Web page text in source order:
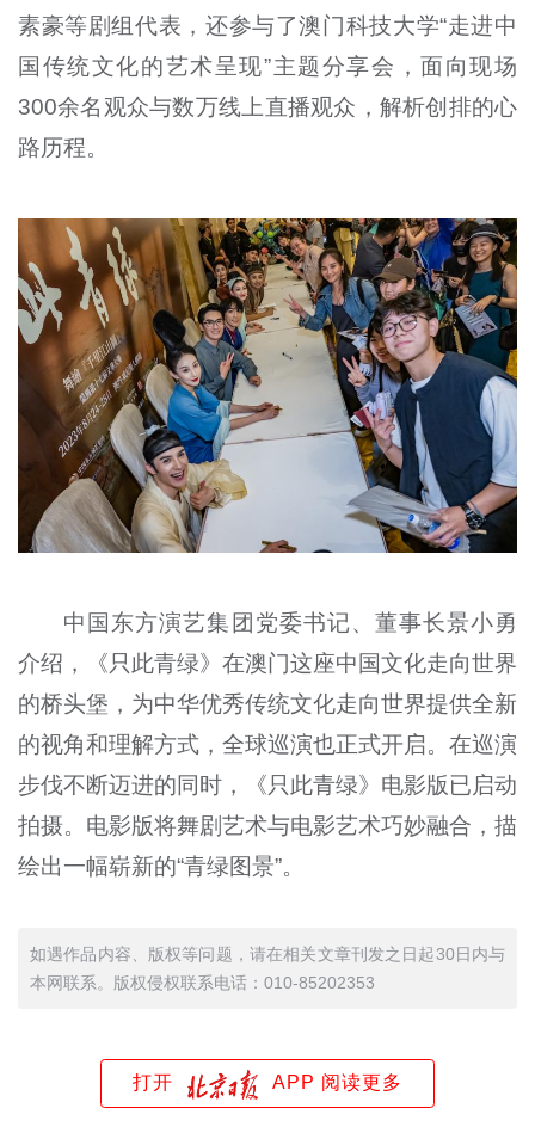
素豪等剧组代表，还参与了澳门科技大学“走进中
国传统文化的艺术呈现”主题分享会，面向现场
300余名观众与数万线上直播观众，解析创排的心
路历程。
中国东方演艺集团党委书记、董事长景小勇
介绍，《只此青绿》在澳门这座中国文化走向世界
的桥头堡，为中华优秀传统文化走向世界提供全新
的视角和理解方式，全球巡演也正式开启。在巡演
步伐不断迈进的同时，《只此青绿》电影版已启动
拍摄。电影版将舞剧艺术与电影艺术巧妙融合，描
绘出一幅崭新的“青绿图景”。
如遇作品内容、版权等问题，请在相关文章刊发之日起30日内与
本网联系。版权侵权联系电话：010-85202353
打开 APP 阅读更多